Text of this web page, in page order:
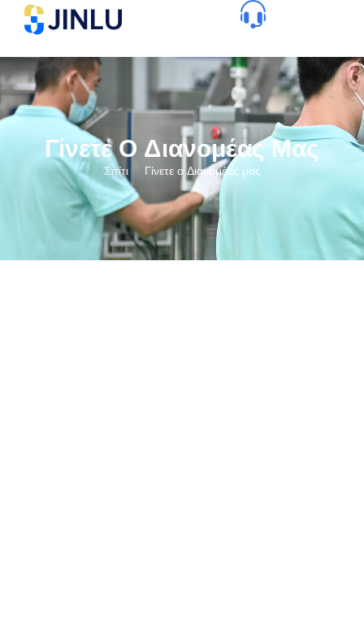
Γίνετε Ο Διανομέας Μας
Σπίτι Γίνετε ο Διανομέας μας